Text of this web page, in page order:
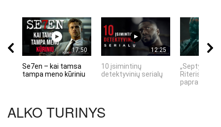
17:50
Se7en – kai tamsa
tampa meno kūriniu
12:25
10 įsimintinų
detektyvinių serialų
„Septynių
Riteris" – kai
ALKO TURINYS